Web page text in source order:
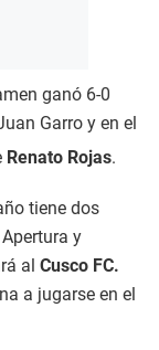
ganó 6-0
Garro y en el
Renato Rojas.
tiene dos
y
al Cusco FC.
a jugarse en el